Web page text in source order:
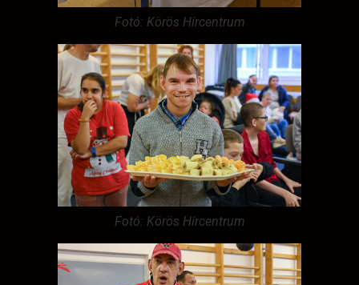
Fotó: Körös Hírcentrum
Fotó: Körös Hírcentrum